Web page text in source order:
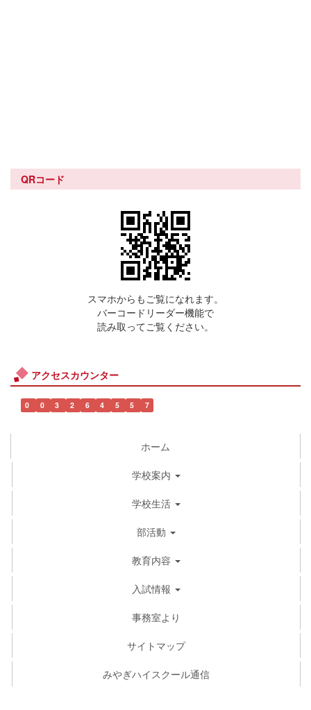
QRコード
スマホからもご覧になれます。
バーコードリーダー機能で
読み取ってご覧ください。
アクセスカウンター
0 0 3 2 6 4 5 5 7
ホーム
学校案内
学校生活
部活動
教育内容
入試情報
事務室より
サイトマップ
みやぎハイスクール通信